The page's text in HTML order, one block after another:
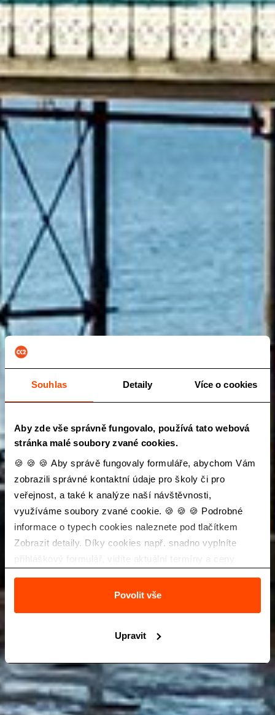
Souhlas Detaily Více o cookies
Aby zde vše správně fungovalo, používá tato webová
stránka malé soubory zvané cookies.
🍪 🍪 🍪 Aby správě fungovaly formuláře, abychom Vám
zobrazili správné kontaktní údaje pro školy či pro
veřejnost, a také k analýze naší návštěvnosti,
využíváme soubory zvané cookie. 🍪 🍪 🍪 Podrobné
informace o typech cookies naleznete pod tlačítkem
Zobrazit detaily. Díky cookies např. snadno vyplníte
přihláškový formulář, vidíte aktuální termíny a ceny
Povolit vše
Upravit